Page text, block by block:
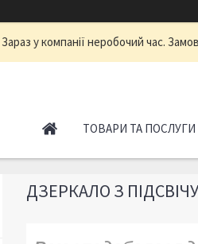
Зараз у компанії неробочий час.
ТОВАРИ ТА ПОСЛУГИ
ДЗЕРКАЛО З